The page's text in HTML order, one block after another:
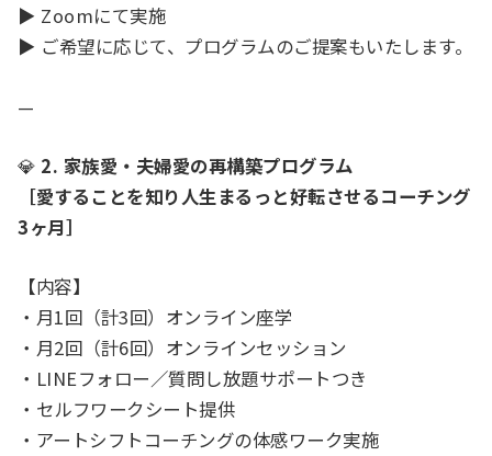
▶︎ Zoomにて実施
▶︎ ご希望に応じて、プログラムのご提案もいたします。
—
💎 2. 家族愛・夫婦愛の再構築プログラム
［愛することを知り人生まるっと好転させるコーチング
3ヶ月］
【内容】
・月1回（計3回）オンライン座学
・月2回（計6回）オンラインセッション
・LINEフォロー／質問し放題サポートつき
・セルフワークシート提供
・アートシフトコーチングの体感ワーク実施